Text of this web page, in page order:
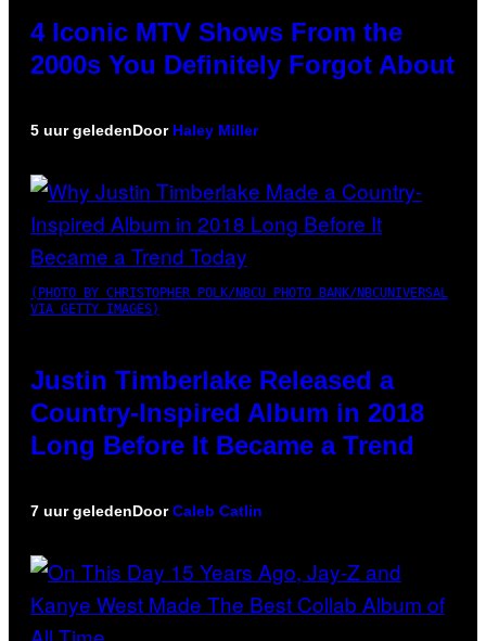
4 Iconic MTV Shows From the
2000s You Definitely Forgot About
5 uur geledenDoor Haley Miller
(PHOTO BY CHRISTOPHER POLK/NBCU PHOTO BANK/NBCUNIVERSAL
VIA GETTY IMAGES)
Justin Timberlake Released a
Country-Inspired Album in 2018
Long Before It Became a Trend
7 uur geledenDoorCaleb Catlin